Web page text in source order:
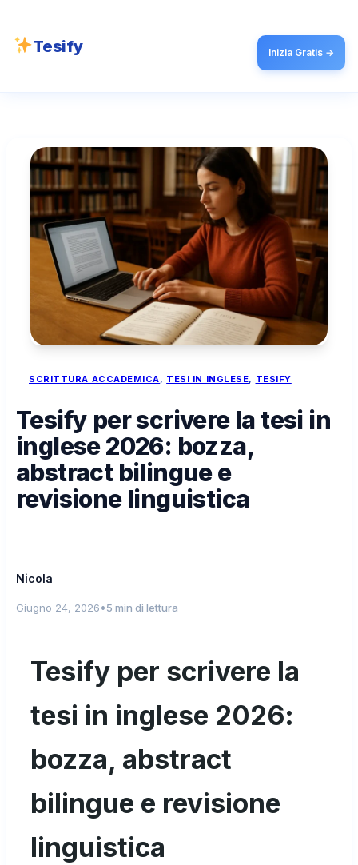
Tesify Inizia Gratis →
SCRITTURA ACCADEMICA, TESI IN INGLESE, TESIFY
Tesify per scrivere la tesi in
inglese 2026: bozza,
abstract bilingue e
revisione linguistica
Nicola
Giugno 24, 2026•5 min di lettura
Tesify per scrivere la
tesi in inglese 2026:
bozza, abstract
bilingue e revisione
linguistica